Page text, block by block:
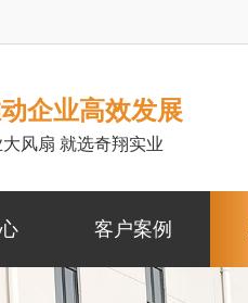
企业高效发展
风扇 就选奇翔实业
客户案例